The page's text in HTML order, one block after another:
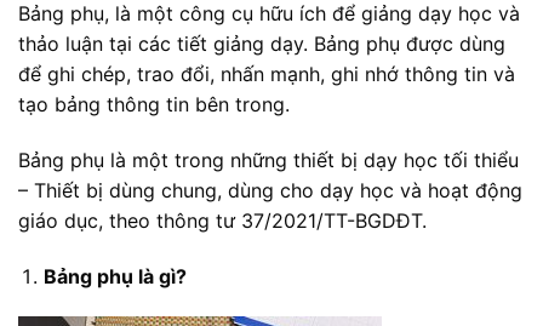
Bảng phụ, là một công cụ hữu ích để giảng dạy học và
thảo luận tại các tiết giảng dạy. Bảng phụ được dùng
để ghi chép, trao đổi, nhấn mạnh, ghi nhớ thông tin và
tạo bảng thông tin bên trong.
Bảng phụ là một trong những thiết bị dạy học tối thiểu
– Thiết bị dùng chung, dùng cho dạy học và hoạt động
giáo dục, theo thông tư 37/2021/TT-BGDĐT.
Bảng phụ là gì?